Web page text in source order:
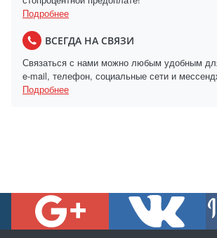
Подробнее
ВСЕГДА НА СВЯЗИ
Связаться с нами можно любым удобным
e-mail, телефон, социальные сети и
Подробнее